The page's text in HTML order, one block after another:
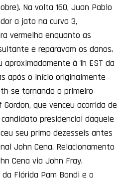
Na volta 160, Juan Pablo
a jato na curva 3,
vermelha enquanto as
e reparavam os danos.
à 1h EST da
após o início originalmente
se tornando o primeiro
que venceu acorrida de
presidencial daquele
seu primo dezesseis antes
John Cena. Relacionamento
Cena via John Fray.
Flórida Pam Bondi e o